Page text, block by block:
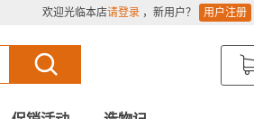
欢迎光临本店请登录 ，新用户？ 用户注册